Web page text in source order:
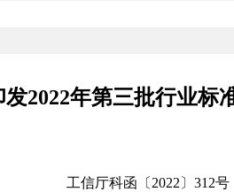
2022年第三批行业标
工信厅科函〔2022〕312号